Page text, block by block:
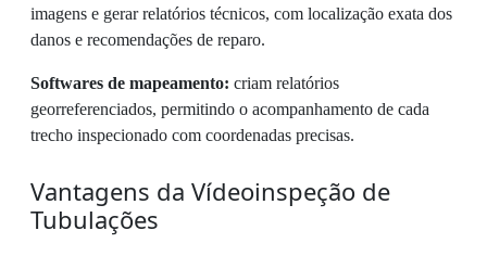
imagens e gerar relatórios técnicos, com localização exata dos
danos e recomendações de reparo.
Softwares de mapeamento: criam relatórios
georreferenciados, permitindo o acompanhamento de cada
trecho inspecionado com coordenadas precisas.
Vantagens da Vídeoinspeção de
Tubulações